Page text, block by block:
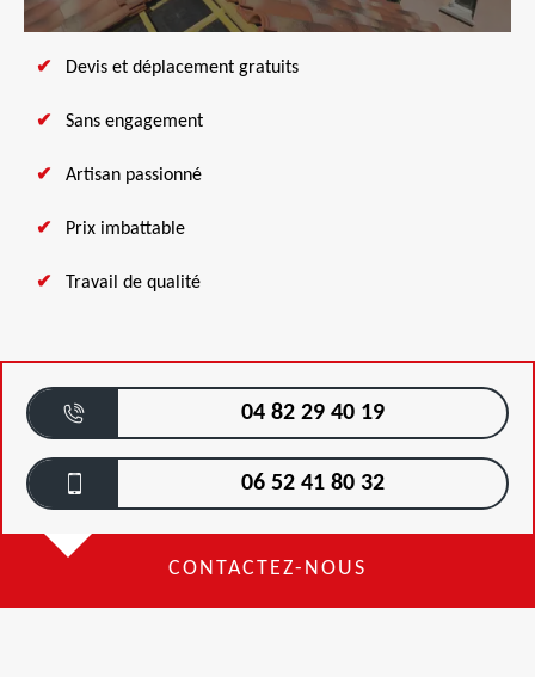
Devis et déplacement gratuits
Sans engagement
Artisan passionné
Prix imbattable
Travail de qualité
04 82 29 40 19
06 52 41 80 32
CONTACTEZ-NOUS